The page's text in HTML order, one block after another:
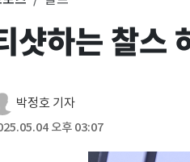
샷하는 찰스
박정호 기자
오후 03:07